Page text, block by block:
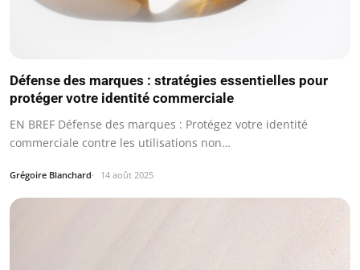
Défense des marques : stratégies essentielles pour
protéger votre identité commerciale
EN BREF Défense des marques : Protégez votre identité
commerciale contre les utilisations non…
Grégoire Blanchard 14 août 2025